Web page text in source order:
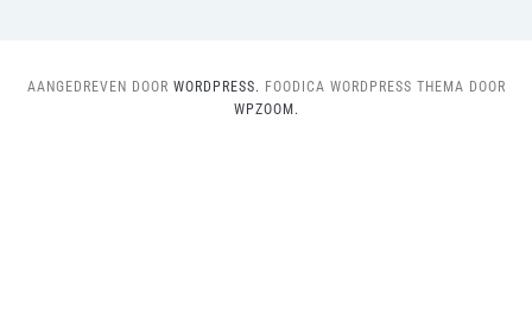
AANGEDREVEN DOOR WORDPRESS. FOODICA WORDPRESS THEMA DOOR
WPZOOM.